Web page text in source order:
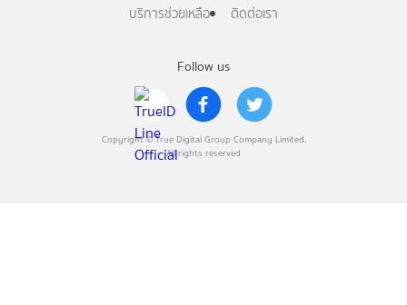
Follow us
Copyright © True Digital Group Company Limited.
All rights reserved
บริการช่วยเหลือ
ติดต่อเรา